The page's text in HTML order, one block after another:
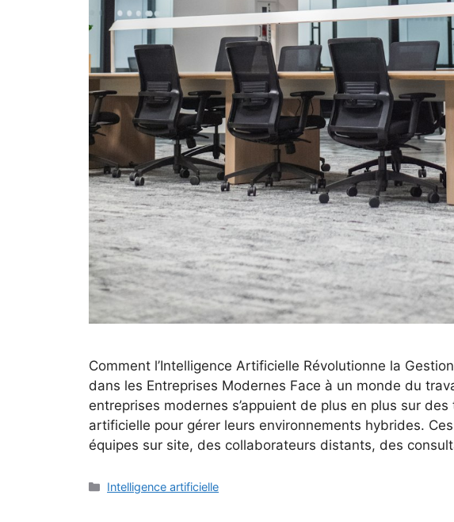
Comment l’Intelligence Artificielle Révolutionne la
dans les Entreprises Modernes Face à un monde du
entreprises modernes s’appuient de plus en plus sur des
artificielle pour gérer leurs environnements hybrides.
équipes sur site, des collaborateurs distants, des
Intelligence artificielle